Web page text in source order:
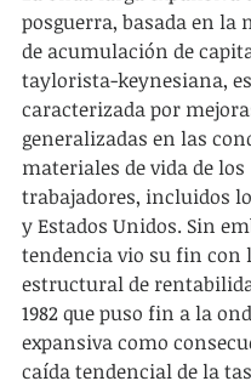
posguerra, basada en la
de acumulación de
taylorista-keynesiana,
caracterizada por
generalizadas en las
materiales de vida de los
trabajadores, incluidos
y Estados Unidos. Sin
tendencia vio su fin con
estructural de
1982 que puso fin a la
expansiva como
caída tendencial de la